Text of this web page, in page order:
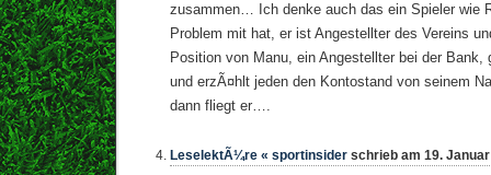
zusammen… Ich denke auch das ein Spieler wie
Problem mit hat, er ist Angestellter des Vereins
Position von Manu, ein Angestellter bei der
und erzÃ¤hlt jeden den Kontostand von seinem
dann fliegt er….
LeselektÃ¼re « sportinsider schrieb am 19.